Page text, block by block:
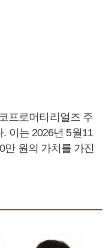
프로머티리얼즈 주
이는 2026년 5월11
만 원의 가치를 가진